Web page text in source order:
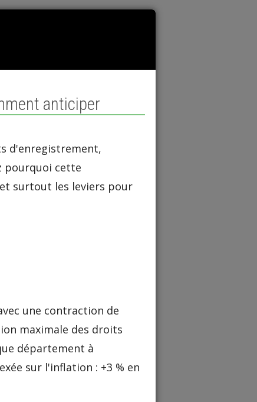
anticiper
d'enregistrement,
pourquoi cette
surtout les leviers pour
une contraction de
maximale des droits
département à
sur l'inflation : +3 % en